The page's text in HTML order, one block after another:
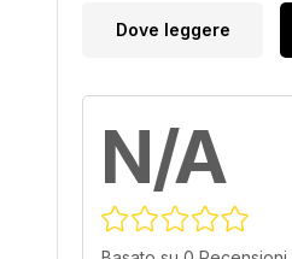
Dove leggere
N/A